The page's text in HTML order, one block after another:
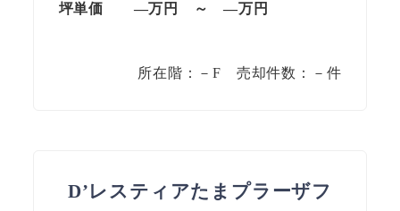
坪単価 —万円 ～—万円
所在階：－F 売却件数：－件
D’レスティアたまプラーザフ